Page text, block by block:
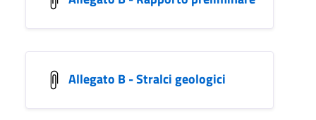
Allegato B - Stralci geologici